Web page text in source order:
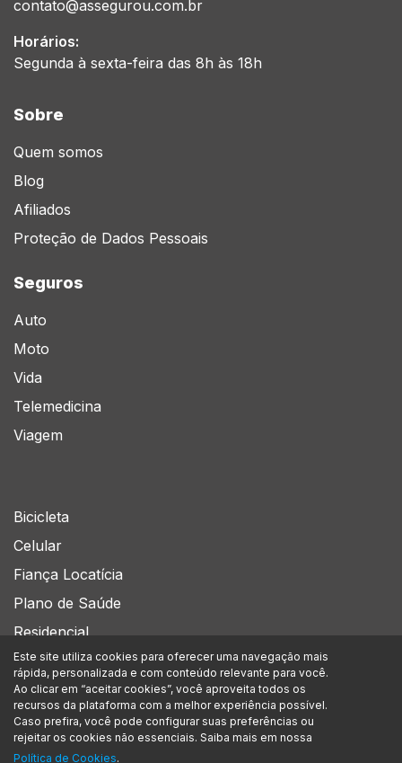
contato@assegurou.com.br
Horários:
Segunda à sexta-feira das 8h às 18h
Sobre
Quem somos
Blog
Afiliados
Proteção de Dados Pessoais
Seguros
Auto
Moto
Vida
Telemedicina
Viagem
Bicicleta
Celular
Fiança Locatícia
Plano de Saúde
Residencial
Siga-nos no
A Assegurou Corretora de Seguros Ltda. está inscrita no CNPJ/MF sob nº
Este site utiliza cookies para oferecer uma navegação mais
rápida, personalizada e com conteúdo relevante para você.
Ao clicar em “aceitar cookies”, você aproveita todos os
recursos da plataforma com a melhor experiência possível.
Caso prefira, você pode configurar suas preferências ou
rejeitar os cookies não essenciais. Saiba mais em nossa
Política de Cookies.